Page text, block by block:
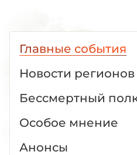
Главные события
Новости регионов
Бессмертный
Особое мнение
Анонсы